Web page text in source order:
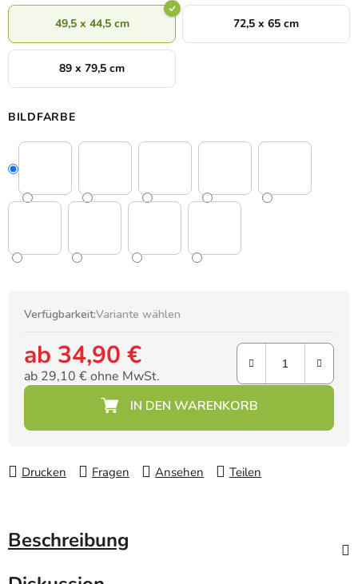
49,5 x 44,5 cm 72,5 x 65 cm
89 x 79,5 cm
BILDFARBE
Verfügbarkeit:Variante wählen
ab 34,90 €
ab 29,10 €ohne MwSt.
Drucken Fragen Ansehen Teilen
Beschreibung